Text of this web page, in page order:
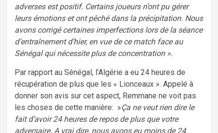
adverses est positif. Certains joueurs n’ont pu gérer
leurs émotions et ont pêché dans la précipitation. Nous
avons corrigé certaines imperfections lors de la séance
d’entraînement d’hier, en vue de ce match face au
Sénégal qui nécessite plus de concentration ».
Par rapport au Sénégal, l’Algérie a eu 24 heures de
récupération de plus que les « Lionceaux ». Appelé à
donner son avis sur cet aspect, Remmane ne voit pas
les choses de cette manière: »Ça ne veut rien dire le
fait d’avoir 24 heures de repos de plus que votre
adversaire. A vrai dire, nous avons eu moins de 24